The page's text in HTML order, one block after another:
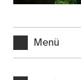
Menü